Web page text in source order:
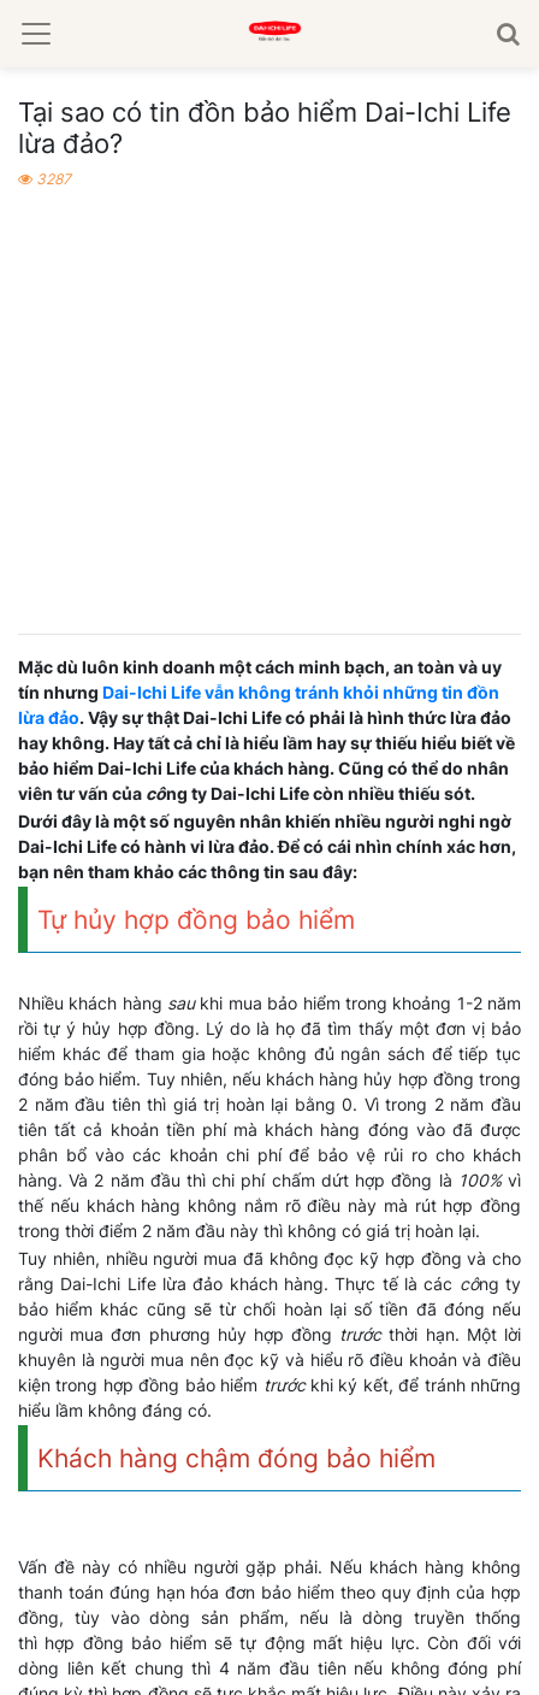
Tại sao có tin đồn bảo hiểm Dai-Ichi Life
lừa đảo?
3287
Mặc dù luôn kinh doanh một cách minh bạch, an toàn và uy
tín nhưng Dai-Ichi Life vẫn không tránh khỏi những tin đồn
lừa đảo. Vậy sự thật Dai-Ichi Life có phải là hình thức lừa đảo
hay không. Hay tất cả chỉ là hiểu lầm hay sự thiếu hiểu biết về
bảo hiểm Dai-Ichi Life của khách hàng. Cũng có thể do nhân
viên tư vấn của công ty Dai-Ichi Life còn nhiều thiếu sót.
Dưới đây là một số nguyên nhân khiến nhiều người nghi ngờ
Dai-Ichi Life có hành vi lừa đảo. Để có cái nhìn chính xác hơn,
bạn nên tham khảo các thông tin sau đây:
Tự hủy hợp đồng bảo hiểm
Nhiều khách hàng sau khi mua bảo hiểm trong khoảng 1-2 năm
rồi tự ý hủy hợp đồng. Lý do là họ đã tìm thấy một đơn vị bảo
hiểm khác để tham gia hoặc không đủ ngân sách để tiếp tục
đóng bảo hiểm. Tuy nhiên, nếu khách hàng hủy hợp đồng trong
2 năm đầu tiên thì giá trị hoàn lại bằng 0. Vì trong 2 năm đầu
tiên tất cả khoản tiền phí mà khách hàng đóng vào đã được
phân bổ vào các khoản chi phí để bảo vệ rủi ro cho khách
hàng. Và 2 năm đầu thì chi phí chấm dứt hợp đồng là 100%vì
thế nếu khách hàng không nắm rõ điều này mà rút hợp đồng
trong thời điểm 2 năm đầu này thì không có giá trị hoàn lại.
Tuy nhiên, nhiều người mua đã không đọc kỹ hợp đồng và cho
rằng Dai-Ichi Life lừa đảo khách hàng. Thực tế là các công ty
bảo hiểm khác cũng sẽ từ chối hoàn lại số tiền đã đóng nếu
người mua đơn phương hủy hợp đồng trướcthời hạn. Một lời
khuyên là người mua nên đọc kỹ và hiểu rõ điều khoản và điều
kiện trong hợp đồng bảo hiểm trước khi ký kết, để tránh những
hiểu lầm không đáng có.
Khách hàng chậm đóng bảo hiểm
Vấn đề này có nhiều người gặp phải. Nếu khách hàng không
thanh toán đúng hạn hóa đơn bảo hiểm theo quy định của hợp
đồng, tùy vào dòng sản phẩm, nếu là dòng truyền thống
thì hợp đồng bảo hiểm sẽ tự động mất hiệu lực. Còn đối với
dòng liên kết chung thì 4 năm đầu tiên nếu không đóng phí